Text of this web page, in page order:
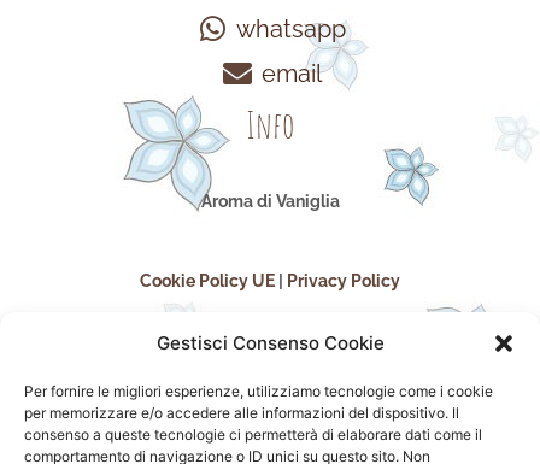
Gestisci Consenso Cookie
Per fornire le migliori esperienze, utilizziamo tecnologie come i cookie
per memorizzare e/o accedere alle informazioni del dispositivo. Il
consenso a queste tecnologie ci permetterà di elaborare dati come il
comportamento di navigazione o ID unici su questo sito. Non
whatsapp
email
Info
Aroma di Vaniglia
Cookie Policy UE Privacy Policy